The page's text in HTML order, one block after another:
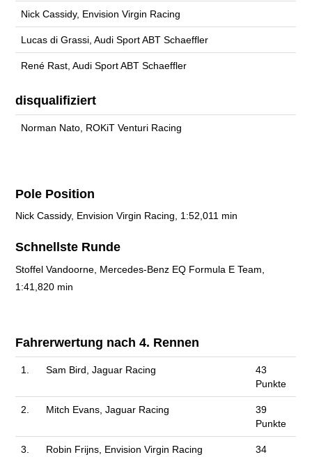
Nick Cassidy, Envision Virgin Racing
Lucas di Grassi, Audi Sport ABT Schaeffler
René Rast, Audi Sport ABT Schaeffler
disqualifiziert
Norman Nato, ROKiT Venturi Racing
Pole Position
Nick Cassidy, Envision Virgin Racing, 1:52,011 min
Schnellste Runde
Stoffel Vandoorne, Mercedes-Benz EQ Formula E Team,
1:41,820 min
Fahrerwertung nach 4. Rennen
1. Sam Bird, Jaguar Racing
43
Punkte
2. Mitch Evans, Jaguar Racing
39
Punkte
3. Robin Frijns, Envision Virgin Racing
34